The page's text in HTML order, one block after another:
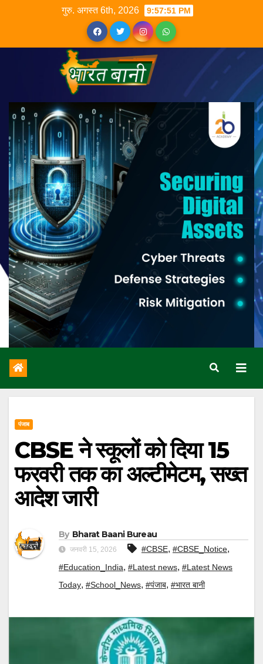
गुरु. अगस्त 6th, 2026 9:57:52 PM
पंजाब
CBSE ने स्कूलों को दिया 15
फरवरी तक का अल्टीमेटम, सख्त
आदेश जारी
By Bharat Baani Bureau
जनवरी 15, 2026 #CBSE, #CBSE_Notice,
#Education_India, #Latest news, #Latest News
Today, #School_News, #पंजाब, #भारत बानी